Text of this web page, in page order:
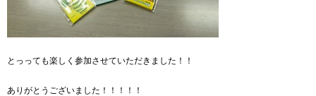
とっっても楽しく参加させていただきました！！
ありがとうございました！！！！！